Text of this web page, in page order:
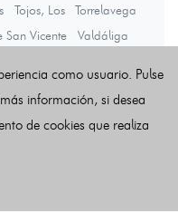
Tojos, Los
Torrelavega
San Vicente
Valdáliga
como usuario. Pulse
información, si desea
de cookies que realiza